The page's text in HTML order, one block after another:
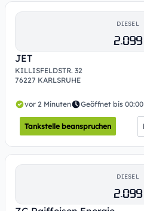
DIESEL
2.099
JET
KILLISFELDSTR. 32
76227 KARLSRUHE
vor 2 Minuten Geöffnet bis 00:00
Tankstelle beanspruchen
DIESEL
2.099